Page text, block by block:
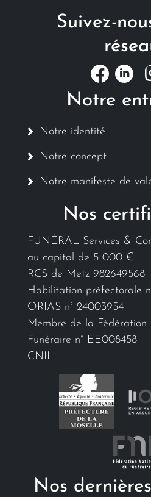
Suivez-
Notre
Notre identité
Notre concept
Notre manifeste de
Nos
FUNÉRAL Services &
au capital de 5 000 €
RCS de Metz 982649568
Habilitation préfectorale
ORIAS n° 24003954
Membre de la
Funéraire n° EE008458
CNIL
Nos